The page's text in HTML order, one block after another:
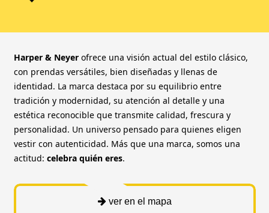
Harper & Neyerofrece una visión actual del estilo clásico,
con prendas versátiles, bien diseñadas y llenas de
identidad. La marca destaca por su equilibrio entre
tradición y modernidad, su atención al detalle y una
estética reconocible que transmite calidad, frescura y
personalidad. Un universo pensado para quienes eligen
vestir con autenticidad. Más que una marca, somos una
actitud: celebra quién eres.
ver en el mapa